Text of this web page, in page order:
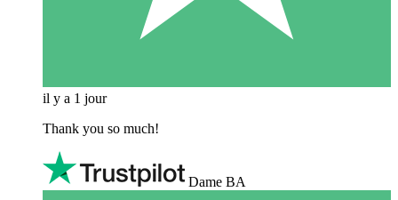
il y a 1 jour
Thank you so much!
Dame BA